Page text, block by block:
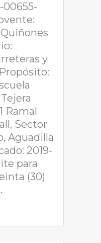
00655-
y
Ramal
Sector
Aguadilla
2019-
para
(30)